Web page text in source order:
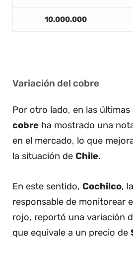
10.000.000
Variación del cobre
Por otro lado, en las últimas
cobre ha mostrado una
en el mercado, lo que
la situación de Chile.
En este sentido, Cochilco,
responsable de monitorear
rojo, reportó una variación
que equivale a un precio de